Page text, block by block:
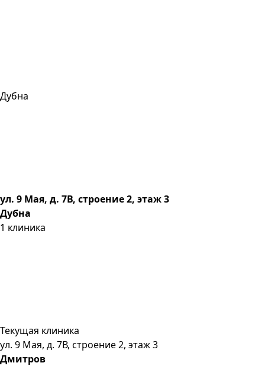
Дубна
ул. 9 Мая, д. 7В, строение 2, этаж 3
Дубна
1 клиника
Текущая клиника
ул. 9 Мая, д. 7В, строение 2, этаж 3
Дмитров